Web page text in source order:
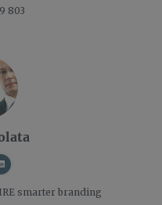
803
smarter branding